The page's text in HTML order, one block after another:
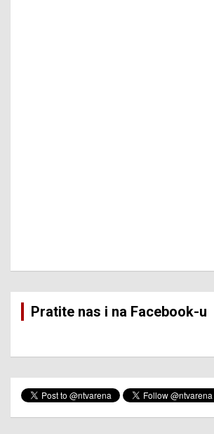
Pratite nas i na Facebook-u